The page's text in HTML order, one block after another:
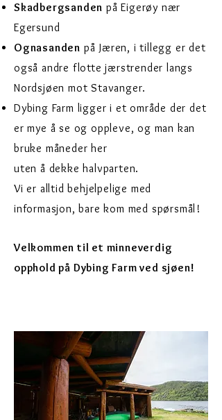
Skadbergsanden på Eigerøy nær
Egersund
Ognasanden på Jæren, i tillegg er det
også andre flotte jærstrender langs
Nordsjøen mot Stavanger.
Dybing Farm ligger i et område der det
er mye å se og oppleve, og man kan
bruke måneder her
uten å dekke halvparten.
Vi er alltid behjelpelige med
informasjon, bare kom med spørsmål!
Velkommen til et minneverdig
opphold på Dybing Farm ved sjøen!